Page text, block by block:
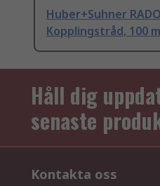
Huber+Suhner
Kopplingstråd, 100 m
Håll dig
senaste
Kontakta oss